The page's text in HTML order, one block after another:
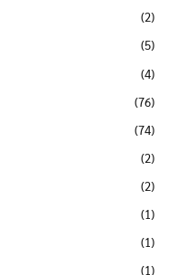
(2)
(5)
(4)
(76)
(74)
(2)
(2)
(1)
(1)
(1)